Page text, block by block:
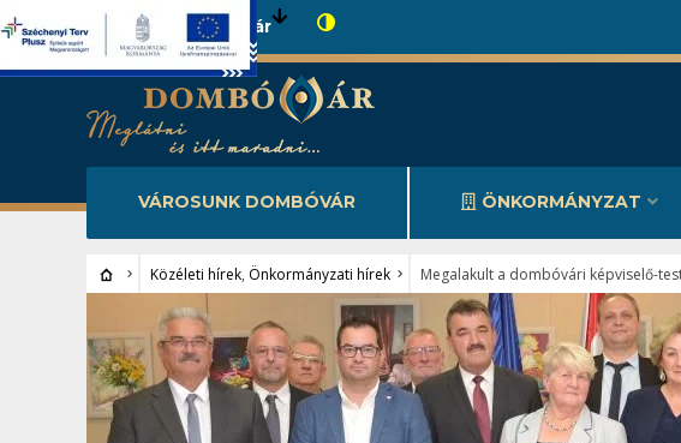
Városunk Dombóvár
VÁROSUNK DOMBÓVÁR ÖNKORMÁNYZAT
Közéleti hírek, Önkormányzati hírek Megalakult a dombóvári képviselő-